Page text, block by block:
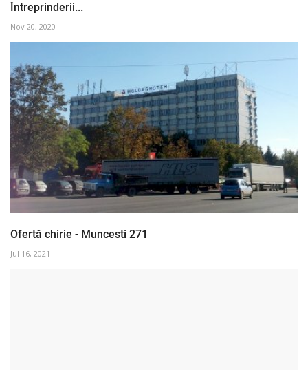
Întreprinderii...
Nov 20, 2020
Ofertă chirie - Muncesti 271
Jul 16, 2021